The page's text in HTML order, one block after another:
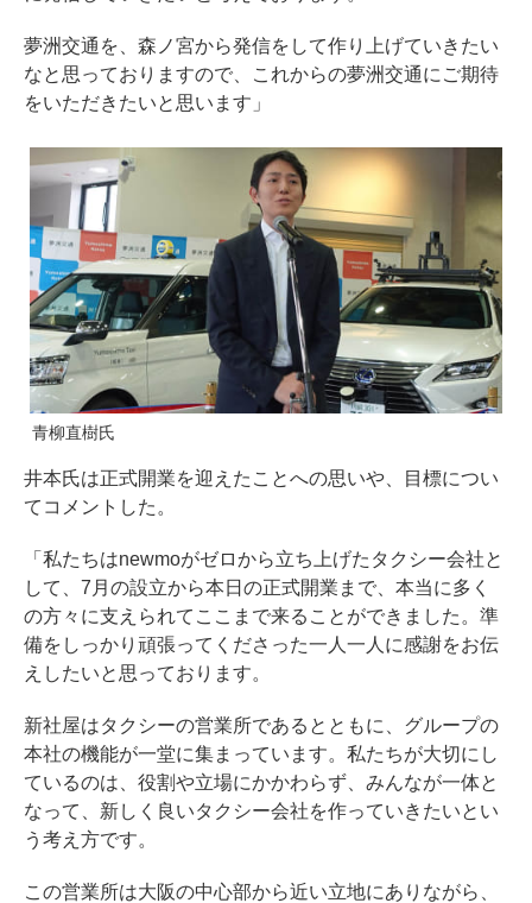
夢洲交通を、森ノ宮から発信をして作り上げていきたい
なと思っておりますので、これからの夢洲交通にご期待
をいただきたいと思います」
青柳直樹氏
井本氏は正式開業を迎えたことへの思いや、目標につい
てコメントした。
「私たちはnewmoがゼロから立ち上げたタクシー会社と
して、7月の設立から本日の正式開業まで、本当に多く
の方々に支えられてここまで来ることができました。準
備をしっかり頑張ってくださった一人一人に感謝をお伝
えしたいと思っております。
新社屋はタクシーの営業所であるとともに、グループの
本社の機能が一堂に集まっています。私たちが大切にし
ているのは、役割や立場にかかわらず、みんなが一体と
なって、新しく良いタクシー会社を作っていきたいとい
う考え方です。
この営業所は大阪の中心部から近い立地にありながら、